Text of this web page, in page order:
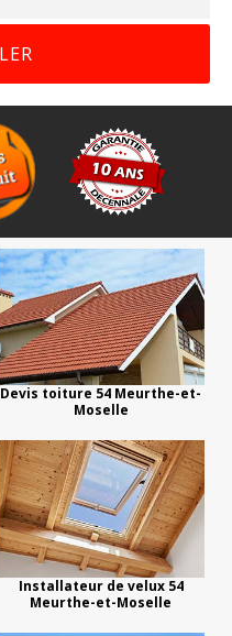
Devis toiture 54 Meurthe-et-
Moselle
Installateur de velux 54
Meurthe-et-Moselle